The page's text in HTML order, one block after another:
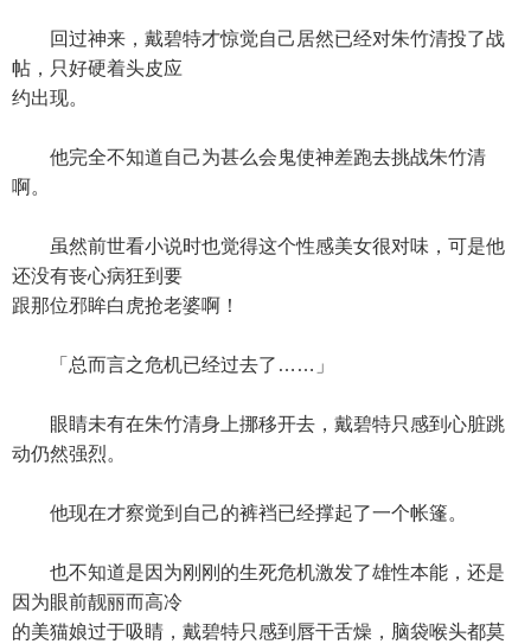
回过神来，戴碧特才惊觉自己居然已经对朱竹清投了战
帖，只好硬着头皮应
约出现。
他完全不知道自己为甚么会鬼使神差跑去挑战朱竹清
啊。
虽然前世看小说时也觉得这个性感美女很对味，可是他
还没有丧心病狂到要
跟那位邪眸白虎抢老婆啊！
「总而言之危机已经过去了……」
眼睛未有在朱竹清身上挪移开去，戴碧特只感到心脏跳
动仍然强烈。
他现在才察觉到自己的裤裆已经撑起了一个帐篷。
也不知道是因为刚刚的生死危机激发了雄性本能，还是
因为眼前靓丽而高冷
的美猫娘过于吸睛，戴碧特只感到唇干舌燥，脑袋喉头都莫